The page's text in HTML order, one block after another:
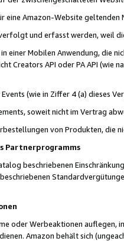
eine Amazon-Website geltenden
und erfasst werden, weil
einer Mobilen Anwendung, die
Creators API oder PA API
(wie in Ziffer 4 (a) dieses
soweit nicht im Vertrag
von Produkten, die
Partnerprogramms
beschriebenen
oder Werbeaktionen auflegen,
Amazon behält sich